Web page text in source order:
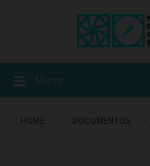
Menu
HOME DOCUMENTOS